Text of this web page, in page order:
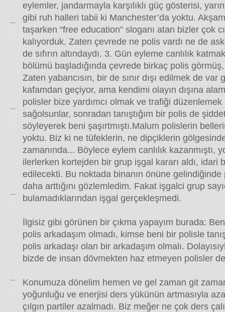
eylemler, jandarmayla karşılıklı güç gösterisi,
gibi ruh halleri tabii ki Manchester’da yoktu.
taşarken “free education” sloganı atan bizler çok
kalıyorduk. Zaten çevrede ne polis vardı ne de
de sıfırın altındaydı. 3. Gün eyleme canlılık
bölümü başladığında çevrede birkaç polis
Zaten yabancısın, bir de sınır dışı edilmek de var
kafamdan geçiyor, ama kendimi olayın dışına
polisler bize yardımcı olmak ve trafiği düzenlemek
sağolsunlar, sonradan tanıştığım bir polis de
söyleyerek beni şaşırtmıştı.Malum polislerin
yoktu. Biz ki ne tüfeklerin, ne dipçiklerin
zamanında... Böylece eylem canlılık kazanmıştı,
ilerlerken kortejden bir grup işgal kararı aldı, idari
edilecekti. Bu noktada binanın önüne gelindiğinde
daha arttığını gözlemledim. Fakat işgalci grup
bulamadıklarından işgal gerçekleşmedi.
İlgisiz gibi görünen bir çıkma yapayım burada:
polis arkadaşım olmadı, kimse beni bir polisle
polis arkadaşı olan bir arkadaşım olmalı.
bizde de insan dövmekten haz etmeyen polisler
Konumuza dönelim hemen ve gel zaman git
yoğunluğu ve enerjisi ders yükünün artmasıyla
çılgın partiler azalmadı. Biz meğer ne çok ders